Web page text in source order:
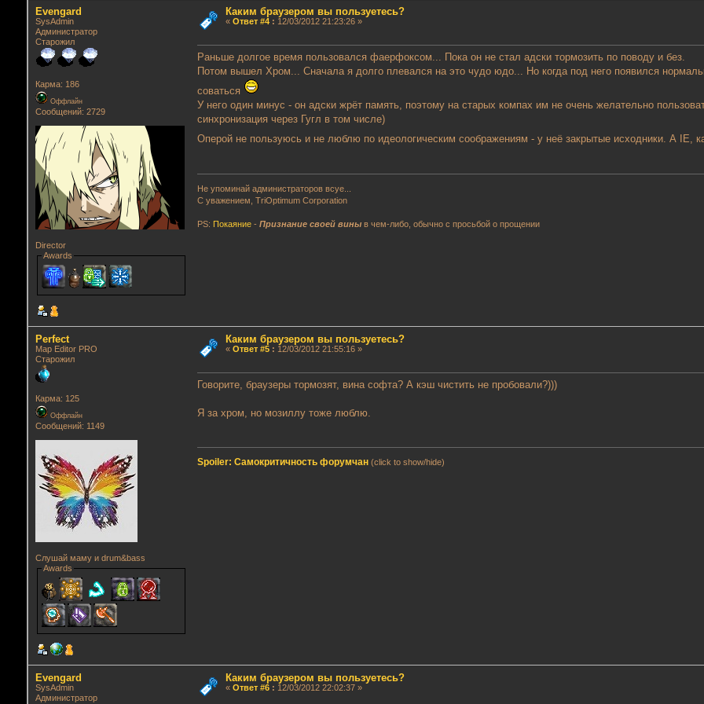
Evengard
SysAdmin
Администратор
Старожил
Карма: 186
Оффлайн
Сообщений: 2729
Director
Awards
Каким браузером вы пользуетесь?
« Ответ #4: 12/03/2012 21:23:26 »
Раньше долгое время пользовался фаерфоксом... Пока он не стал адски тормозить по поводу и без.
Потом вышел Хром... Сначала я долго плевался на это чудо юдо... Но когда под него появился
соваться
У него один минус - он адски жрёт память, поэтому на старых компах им не очень желательно
синхронизация через Гугл в том числе)
Оперой не пользуюсь и не люблю по идеологическим соображениям - у неё закрытые исходники. А IE,
Не упоминай администраторов всуе...
С уважением, TriOptimum Corporation
PS: Покаяние -Признание своей вины в чем-либо, обычно с просьбой о прощении
Perfect
Map Editor PRO
Старожил
Карма: 125
Оффлайн
Сообщений: 1149
Слушай маму и drum&bass
Awards
Каким браузером вы пользуетесь?
« Ответ #5: 12/03/2012 21:55:16 »
Говорите, браузеры тормозят, вина софта? А кэш чистить не пробовали?)))
Я за хром, но мозиллу тоже люблю.
Spoiler: Самокритичность форумчан (click to show/hide)
Evengard
SysAdmin
Администратор
Каким браузером вы пользуетесь?
« Ответ #6: 12/03/2012 22:02:37 »